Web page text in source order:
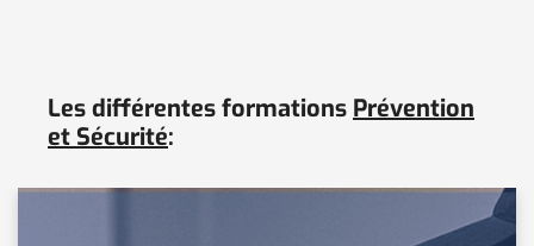
Les différentes formations Prévention
et Sécurité: